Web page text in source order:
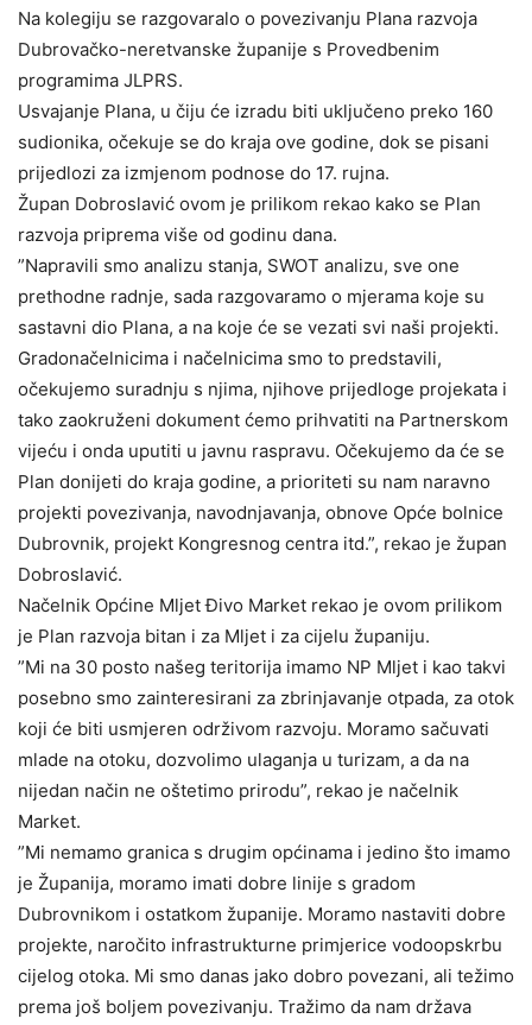
Na kolegiju se razgovaralo o povezivanju Plana razvoja
Dubrovačko-neretvanske županije s Provedbenim
programima JLPRS.
Usvajanje Plana, u čiju će izradu biti uključeno preko 160
sudionika, očekuje se do kraja ove godine, dok se pisani
prijedlozi za izmjenom podnose do 17. rujna.
Župan Dobroslavić ovom je prilikom rekao kako se Plan
razvoja priprema više od godinu dana.
”Napravili smo analizu stanja, SWOT analizu, sve one
prethodne radnje, sada razgovaramo o mjerama koje su
sastavni dio Plana, a na koje će se vezati svi naši projekti.
Gradonačelnicima i načelnicima smo to predstavili,
očekujemo suradnju s njima, njihove prijedloge projekata i
tako zaokruženi dokument ćemo prihvatiti na Partnerskom
vijeću i onda uputiti u javnu raspravu. Očekujemo da će se
Plan donijeti do kraja godine, a prioriteti su nam naravno
projekti povezivanja, navodnjavanja, obnove Opće bolnice
Dubrovnik, projekt Kongresnog centra itd.”, rekao je župan
Dobroslavić.
Načelnik Općine Mljet Đivo Market rekao je ovom prilikom
je Plan razvoja bitan i za Mljet i za cijelu županiju.
”Mi na 30 posto našeg teritorija imamo NP Mljet i kao takvi
posebno smo zainteresirani za zbrinjavanje otpada, za otok
koji će biti usmjeren održivom razvoju. Moramo sačuvati
mlade na otoku, dozvolimo ulaganja u turizam, a da na
nijedan način ne oštetimo prirodu”, rekao je načelnik
Market.
”Mi nemamo granica s drugim općinama i jedino što imamo
je Županija, moramo imati dobre linije s gradom
Dubrovnikom i ostatkom županije. Moramo nastaviti dobre
projekte, naročito infrastrukturne primjerice vodoopskrbu
cijelog otoka. Mi smo danas jako dobro povezani, ali težimo
prema još boljem povezivanju. Tražimo da nam država